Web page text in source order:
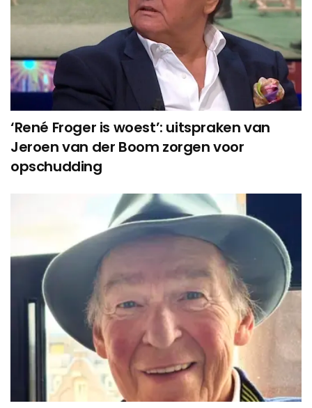
‘René Froger is woest’: uitspraken van
Jeroen van der Boom zorgen voor
opschudding